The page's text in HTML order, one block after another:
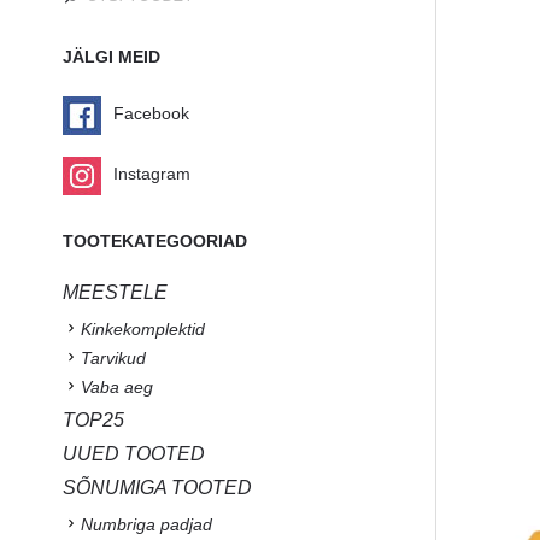
JÄLGI MEID
Facebook
Instagram
TOOTEKATEGOORIAD
MEESTELE
Kinkekomplektid
Tarvikud
Vaba aeg
TOP25
UUED TOOTED
SÕNUMIGA TOOTED
Numbriga padjad